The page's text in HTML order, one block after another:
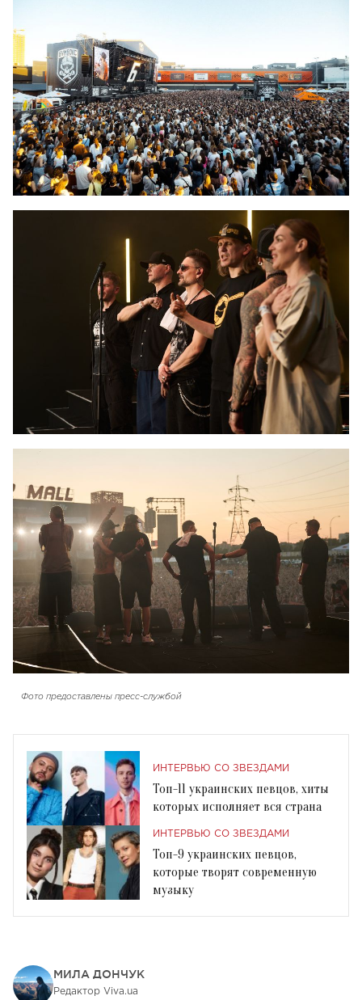
Фото предоставлены пресс-службой
ИНТЕРВЬЮ СО ЗВЕЗДАМИ
Топ-11 украинских певцов, хиты
которых исполняет вся страна
ИНТЕРВЬЮ СО ЗВЕЗДАМИ
Топ-9 украинских певцов,
которые творят современную
музыку
МИЛА ДОНЧУК
Редактор Viva.ua